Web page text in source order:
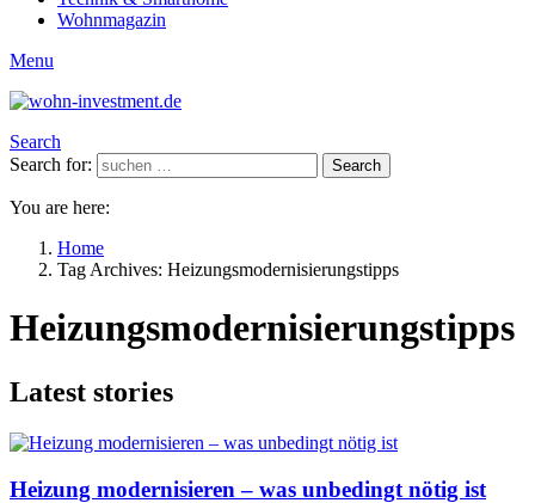
Wohnmagazin
Menu
Search
Search for:
Search
You are here:
Home
Tag Archives: Heizungsmodernisierungstipps
Heizungsmodernisierungstipps
Latest stories
Heizung modernisieren – was unbedingt nötig ist